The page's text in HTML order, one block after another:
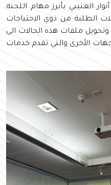
العتيبي بأبرز مهام اللجنة
الطلبة من ذوي الاحتياجات
ملفات هذه الحالات الى
الأخرى والتي تقدم خدمات